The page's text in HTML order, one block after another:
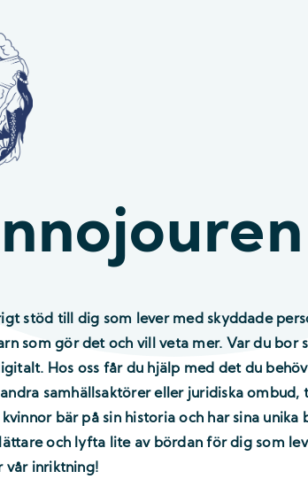
stöd till dig som lever med skyddade
som gör det och vill veta mer. Var du bor
Hos oss får du hjälp med det du
samhällsaktörer eller juridiska
kvinnor bär på sin historia och har sina
och lyfta lite av bördan för dig som
vår inriktning!